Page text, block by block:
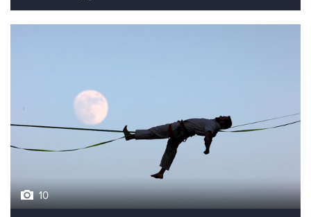
10